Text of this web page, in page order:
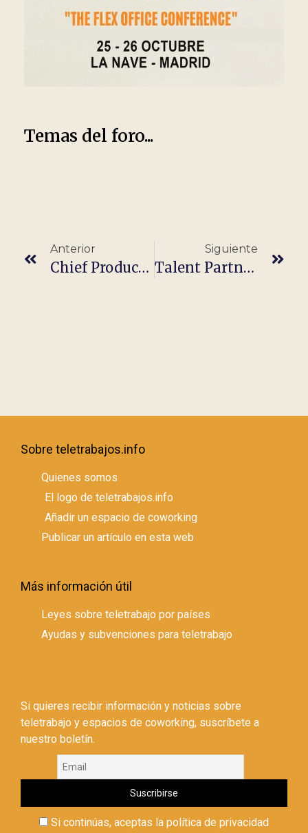
Temas del foro...
Anterior
Chief Product Officer – Xcape
Siguiente
Talent Partner – Fresh People
Sobre teletrabajos.info
Quienes somos
El logo de teletrabajos.info
Añadir un espacio de coworking
Publicar un artículo en esta web
Más información útil
Leyes sobre teletrabajo por países
Ayudas y subvenciones para teletrabajo
Si quieres recibir información y noticias sobre
teletrabajo y espacios de coworking, suscríbete a
nuestro boletín.
Si continúas, aceptas la política de privacidad